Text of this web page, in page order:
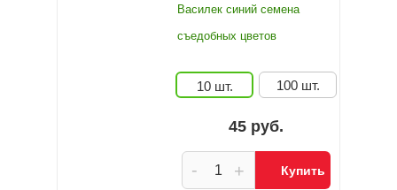
Василек синий семена
съедобных цветов
10 шт. 100 шт.
45 руб.
+
- Купить